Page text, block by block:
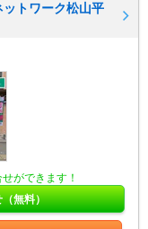
トワーク松山平
ができます！
無料）